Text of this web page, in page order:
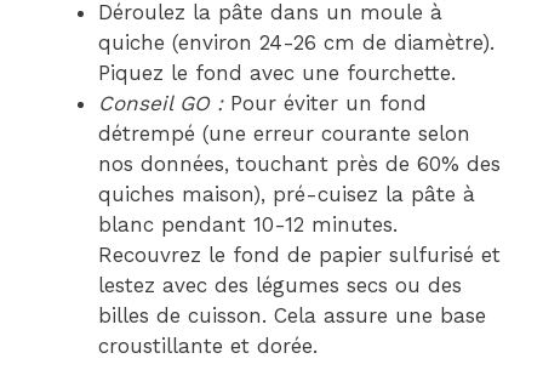
Déroulez la pâte dans un moule à
quiche (environ 24-26 cm de diamètre).
Piquez le fond avec une fourchette.
Conseil GO :Pour éviter un fond
détrempé (une erreur courante selon
nos données, touchant près de 60% des
quiches maison), pré-cuisez la pâte à
blanc pendant 10-12 minutes.
Recouvrez le fond de papier sulfurisé et
lestez avec des légumes secs ou des
billes de cuisson. Cela assure une base
croustillante et dorée.